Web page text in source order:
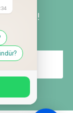
olun!